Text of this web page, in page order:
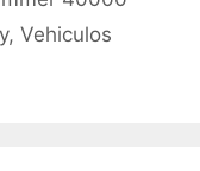
,Vehiculos